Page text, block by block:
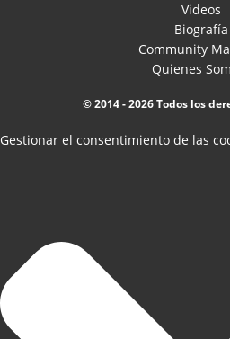
Videos
Biografía
Community
Quienes
© 2014 - 2026 Todos los
Gestionar el consentimiento de las